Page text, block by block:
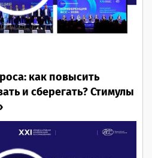
как повысить
и сберегать? Стимулы